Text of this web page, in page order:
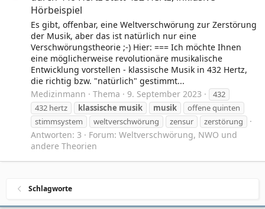
Hörbeispiel
Es gibt, offenbar, eine Weltverschwörung zur Zerstörung
der Musik, aber das ist natürlich nur eine
Verschwörungstheorie ;-) Hier: === Ich möchte Ihnen
eine möglicherweise revolutionäre musikalische
Entwicklung vorstellen - klassische Musik in 432 Hertz,
die richtig bzw. "natürlich" gestimmt...
Medizinmann
Thema 9. September 2023
432
432 hertz
klassische musik musik
offene quinten
stimmsystem
weltverschwörung zensur zerstörung
Antworten: 3 Forum: Weltverschwörung, NWO und
andere Theorien
Schlagworte